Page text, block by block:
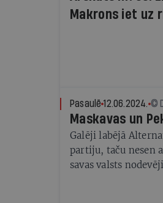
Makrons iet uz
Pasaulē 12.06.2024. ©
Maskavas un
Galēji labējā
partiju, taču nesen
savas valsts